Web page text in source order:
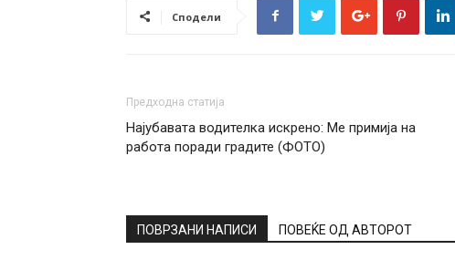
Сподели
Предходна статија
Најубавата водителка искрено: Ме примија на
работа поради градите (ФОТО)
ПОВРЗАНИ НАПИСИ ПОВЕЌЕ ОД АВТОРОТ